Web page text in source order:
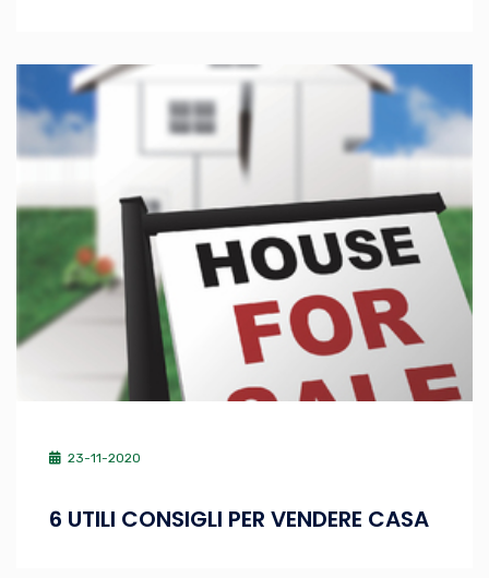
23-11-2020
6 UTILI CONSIGLI PER VENDERE CASA